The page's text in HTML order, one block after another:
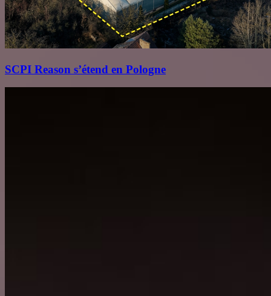
SCPI Reason s’étend en Pologne